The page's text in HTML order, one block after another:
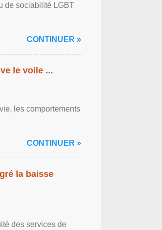
de sociabilité LGBT
CONTINUER »
le voile ...
les comportements
CONTINUER »
la baisse
des services de